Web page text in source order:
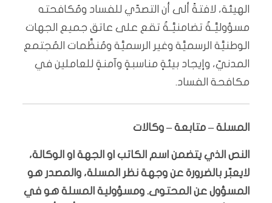
الهيئة، لافتةً ألى أن التصدّي للفساد ومُكافحته
مسؤوليَّـةٌ تضامنيَّـةٌ تقع على عاتق جميع الجهات
الوطنيَّة الرسميَّة وغير الرسميَّة ومُنظَّمات المُجتمع
المدنيّ، وإيجاد بيئةٍ مناسبةٍ وآمنةٍ للعاملين في
مكافحة الفساد.
المسلة – متابعة – وكالات
النص الذي يتضمن اسم الكاتب او الجهة او الوكالة،
لايعبّر بالضرورة عن وجهة نظر المسلة، والمصدر هو
المسؤول عن المحتوى. ومسؤولية المسلة هو في